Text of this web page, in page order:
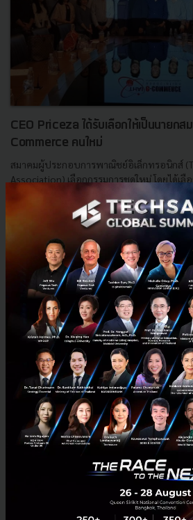
CEO Priceza ได้รับเลือกให้เป็นนายก
Commerce คนใหม่
สมาคมผู้ประกอบการพาณิชย์อิเล็กทรอนิกส์
Association) เลือกกรรมการชุดใหม่ โดยได้เ
บุปผา" หรือคุณไว CEO จาก Priceza นั่งเป็นน
เมษายน 30, 2018| ByTechsauce Team
Thailand E-Commerce Thai e-
สมาคมผู้ประกอบการพาณิชย์อิเล็กทรอนิกส์
E-mail :
Tel : 02-001-
Mobile : 06-4658-
Techsauce
About Techsauce